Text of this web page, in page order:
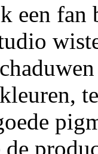
een fan
de